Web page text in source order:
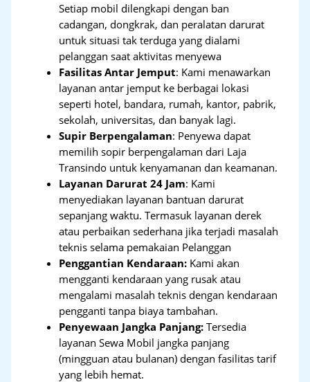
Setiap mobil dilengkapi dengan ban
cadangan, dongkrak, dan peralatan darurat
untuk situasi tak terduga yang dialami
pelanggan saat aktivitas menyewa
Fasilitas Antar Jemput: Kami menawarkan
layanan antar jemput ke berbagai lokasi
seperti hotel, bandara, rumah, kantor, pabrik,
sekolah, universitas, dan banyak lagi.
Supir Berpengalaman: Penyewa dapat
memilih sopir berpengalaman dari Laja
Transindo untuk kenyamanan dan keamanan.
Layanan Darurat 24 Jam: Kami
menyediakan layanan bantuan darurat
sepanjang waktu. Termasuk layanan derek
atau perbaikan sederhana jika terjadi masalah
teknis selama pemakaian Pelanggan
Penggantian Kendaraan: Kami akan
mengganti kendaraan yang rusak atau
mengalami masalah teknis dengan kendaraan
pengganti tanpa biaya tambahan.
Penyewaan Jangka Panjang: Tersedia
layanan Sewa Mobil jangka panjang
(mingguan atau bulanan) dengan fasilitas tarif
yang lebih hemat.